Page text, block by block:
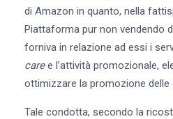
di Amazon in quanto, nella
Piattaforma pur non vendendo
forniva in relazione ad essi i
caree l’attività promozionale,
ottimizzare la promozione delle
Tale condotta, secondo la